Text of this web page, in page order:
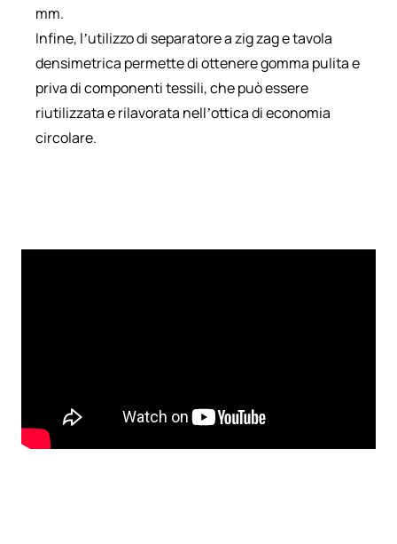
mm.
Infine, l’utilizzo di separatore a zig zag e tavola
densimetrica permette di ottenere gomma pulita e
priva di componenti tessili, che può essere
riutilizzata e rilavorata nell’ottica di economia
circolare.